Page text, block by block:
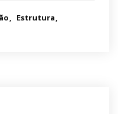
Estrutura